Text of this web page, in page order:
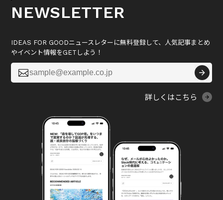
NEWSLETTER
IDEAS FOR GOODニュースレターに無料登録して、人気記事まとめ
やイベント情報をGETしよう！

詳しくはこちら